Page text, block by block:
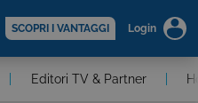
SCOPRI I VANTAGGI Login
Editori TV & Partner